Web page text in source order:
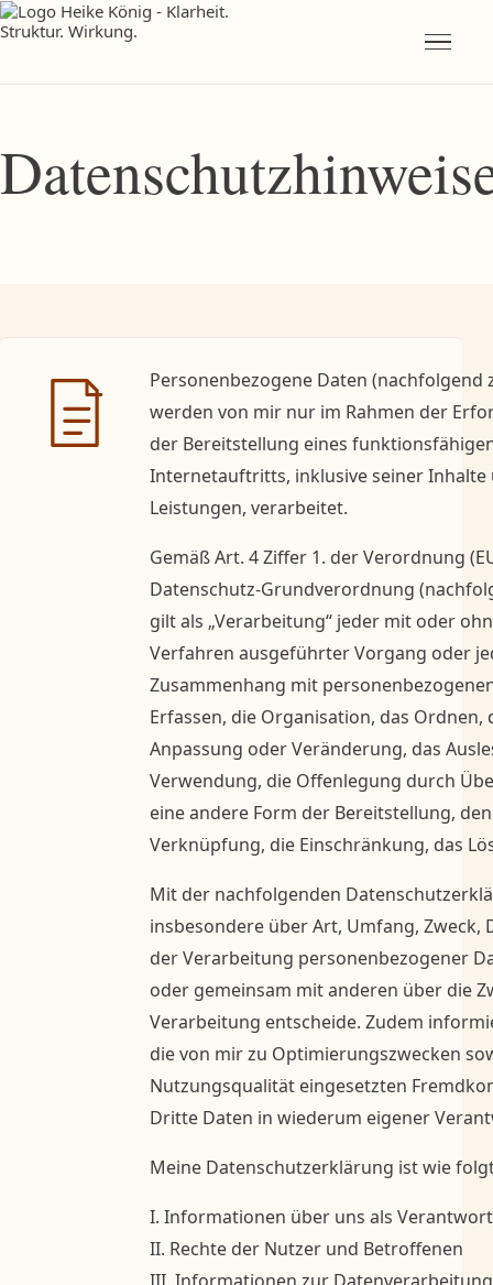
Personenbezogene Daten (nachfolgend
werden von mir nur im Rahmen der
der Bereitstellung eines
Internetauftritts, inklusive seiner
Leistungen, verarbeitet.
Gemäß Art. 4 Ziffer 1. der Verordnung
Datenschutz-Grundverordnung
gilt als „Verarbeitung“ jeder mit oder
Verfahren ausgeführter Vorgang oder
Zusammenhang mit
Erfassen, die Organisation, das Ordnen,
Anpassung oder Veränderung, das
Verwendung, die Offenlegung durch
eine andere Form der Bereitstellung,
Verknüpfung, die Einschränkung, das
Mit der nachfolgenden
insbesondere über Art, Umfang, Zweck,
der Verarbeitung personenbezogener
oder gemeinsam mit anderen über die
Verarbeitung entscheide. Zudem
die von mir zu Optimierungszwecken
Nutzungsqualität eingesetzten
Dritte Daten in wiederum eigener
Meine Datenschutzerklärung ist wie
I. Informationen über uns als
II. Rechte der Nutzer und Betroffenen